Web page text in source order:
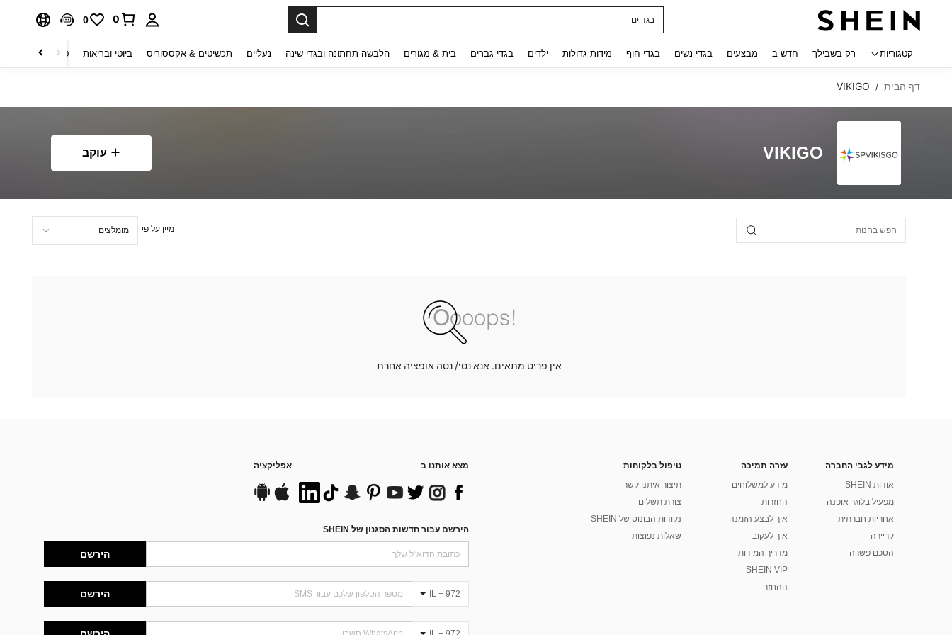
בגד ים
0
0
קטגוריות רק בשבילך חדש ב מבצעים בגדי נשים בגדי חוף מידות גדולות ילדים בגדי גברים בית & מגורים הלבשה תחתונה ובגדי שינה נעליים תכשיטים & אקססוריס ביוטי ובריאות טקסטיל לבית
דף הבית /
VIKIGO
VIKIGO עוקב
מיין על פי
אין פריט מתאים. אנא נסי/ נסה אופציה אחרת
מידע לגבי החברה
אודות SHEIN
מפעיל בלוגר אופנה
אחריות חברתית
קריירה
הסכם פשרה
עזרה תמיכה
מידע למשלוחים
החזרות
איך לבצע הזמנה
איך לעקוב
מדריך המידות
SHEIN VIP
ההחזר
טיפול בלקוחות
תיצור איתנו קשר
צורת תשלום
נקודות הבונוס של SHEIN
שאלות נפוצות
מצא אותנו ב אפליקציה
הירשם עבור חדשות הסגנון של SHEIN
הירשם
IL + 972 הירשם